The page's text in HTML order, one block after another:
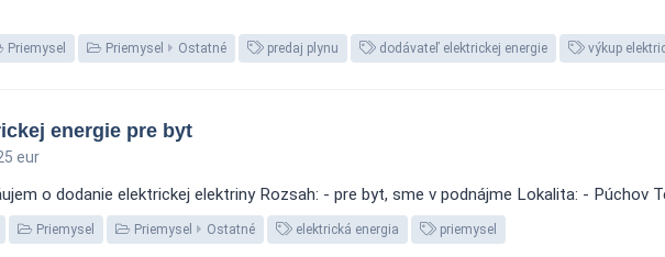
Priemysel Priemysel Ostatné predaj plynu dodávateľ elektrickej energie výkup
energie pre byt
eur
o dodanie elektrickej elektriny Rozsah: - pre byt, sme v podnájme Lokalita: - Púchov
Priemysel Priemysel Ostatné elektrická energia priemysel